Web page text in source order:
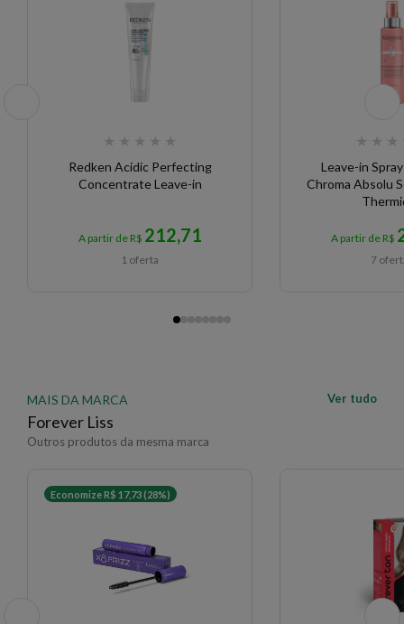
EAN: 7898952577489 - 6007
★ ★ ★ ★ ★
Redken Acidic Perfecting
Concentrate Leave-in
A partir de R$ 212,71
1 oferta
★ ★ ★
Leave-in
Chroma Absolu
A partir de R$
7
MAIS DA MARCA
Forever Liss
Outros produtos da mesma marca
Ver tudo
Economize R$ 17,73 (28%)